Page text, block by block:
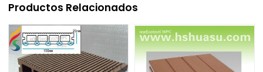
Productos Relacionados